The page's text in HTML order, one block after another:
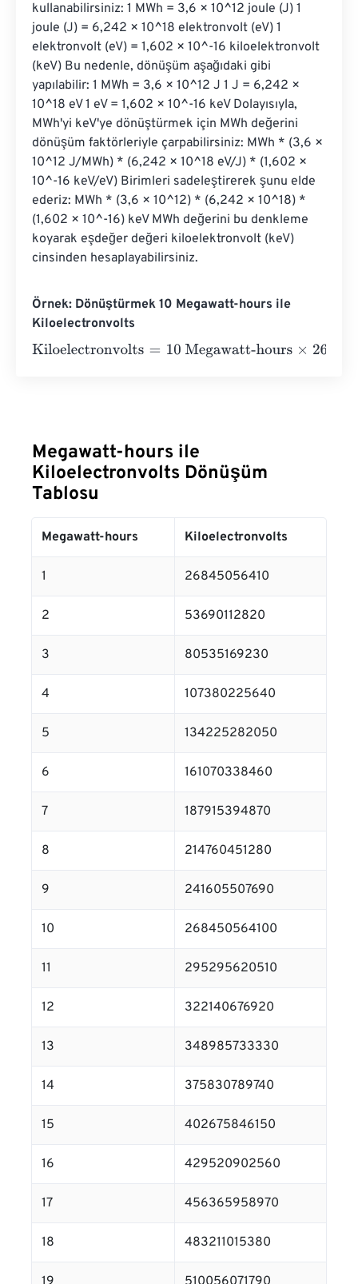
kullanabilirsiniz: 1 MWh = 3,6 × 10^12 joule (J) 1
joule (J) = 6,242 × 10^18 elektronvolt (eV) 1
elektronvolt (eV) = 1,602 × 10^-16 kiloelektronvolt
(keV) Bu nedenle, dönüşüm aşağıdaki gibi
yapılabilir: 1 MWh = 3,6 × 10^12 J 1 J = 6,242 ×
10^18 eV 1 eV = 1,602 × 10^-16 keV Dolayısıyla,
MWh'yi keV'ye dönüştürmek için MWh değerini
dönüşüm faktörleriyle çarpabilirsiniz: MWh * (3,6 ×
10^12 J/MWh) * (6,242 × 10^18 eV/J) * (1,602 ×
10^-16 keV/eV) Birimleri sadeleştirerek şunu elde
ederiz: MWh * (3,6 × 10^12) * (6,242 × 10^18) *
(1,602 × 10^-16) keV MWh değerini bu denkleme
koyarak eşdeğer değeri kiloelektronvolt (keV)
cinsinden hesaplayabilirsiniz.
Örnek: Dönüştürmek 10 Megawatt-hours ile
Kiloelectronvolts
Kiloelectronvolts=10 Megawatt-hours×26845056410
Megawatt-hours ile
Kiloelectronvolts Dönüşüm
Tablosu
Megawatt-hours Kiloelectronvolts
1 26845056410
2 53690112820
3 80535169230
4 107380225640
5 134225282050
6 161070338460
7 187915394870
8 214760451280
9 241605507690
10 268450564100
11 295295620510
12 322140676920
13 348985733330
14 375830789740
15 402675846150
16 429520902560
17 456365958970
18 483211015380